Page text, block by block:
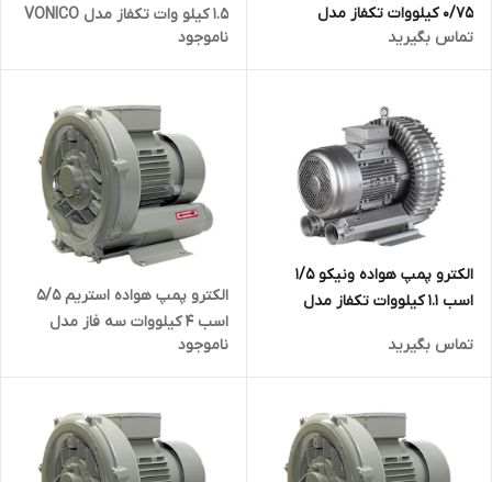
0/75 کیلووات تکفاز مدل
چنل ( بلوئر ) تک فاز یک اسب
تماس بگیرید
1.5 کیلو وات تکفاز مدل VONICO
) تک فاز دو اسب
ناموجود
الکترو پمپ هواده ونیکو 1/5
اسب 1.1 کیلووات تکفاز مدل
چنل ( بلوئر ) تک فاز یک و نیم
اسب
تماس بگیرید
الکترو پمپ هواده استریم ۵/۵
اسب 4 کیلووات سه فاز مدل
چنل ( بلوئر ) ۳ فاز پنج و نیم
ناموجود